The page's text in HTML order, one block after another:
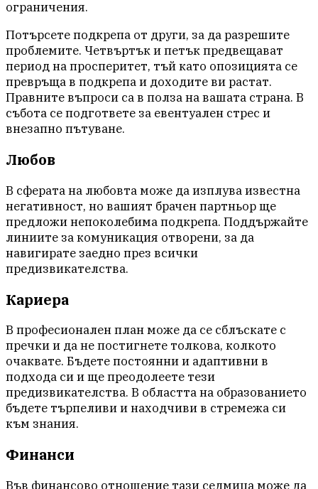
ограничения.
Потърсете подкрепа от други, за да разрешите
проблемите. Четвъртък и петък предвещават
период на просперитет, тъй като опозицията се
превръща в подкрепа и доходите ви растат.
Правните въпроси са в полза на вашата страна. В
събота се подгответе за евентуален стрес и
внезапно пътуване.
Любов
В сферата на любовта може да изплува известна
негативност, но вашият брачен партньор ще
предложи непоколебима подкрепа. Поддържайте
линиите за комуникация отворени, за да
навигирате заедно през всички
предизвикателства.
Кариера
В професионален план може да се сблъскате с
пречки и да не постигнете толкова, колкото
очаквате. Бъдете постоянни и адаптивни в
подхода си и ще преодолеете тези
предизвикателства. В областта на образованието
бъдете търпеливи и находчиви в стремежа си
към знания.
Финанси
Във финансово отношение тази седмица може да